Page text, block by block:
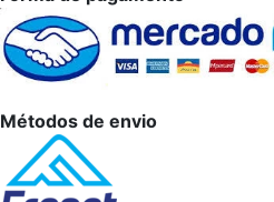
Métodos de envio